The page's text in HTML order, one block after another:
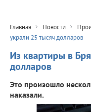
Главная Новости
украли 25 тысяч долларов
Из квартиры в
долларов
Это произошло
наказали.